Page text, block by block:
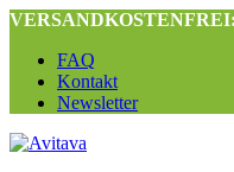
FAQ
Kontakt
Newsletter